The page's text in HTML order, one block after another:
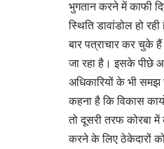
भुगतान करने में काफी
स्थिति डावांडोल हो
बार पत्राचार कर चुके
जा रहा है। इसके पीछे
अधिकारियों के भी
कहना है कि विकास
तो दूसरी तरफ कोरबा में
करने के लिए ठेकेदारों